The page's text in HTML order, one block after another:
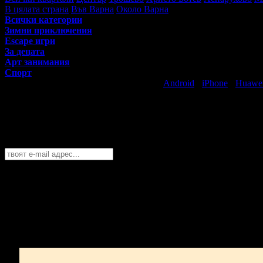
В цялата страна Във Варна Около Варна
Всички категории
Зимни приключения
Escape игри
За децата
Арт занимания
Спорт
Android iPhone